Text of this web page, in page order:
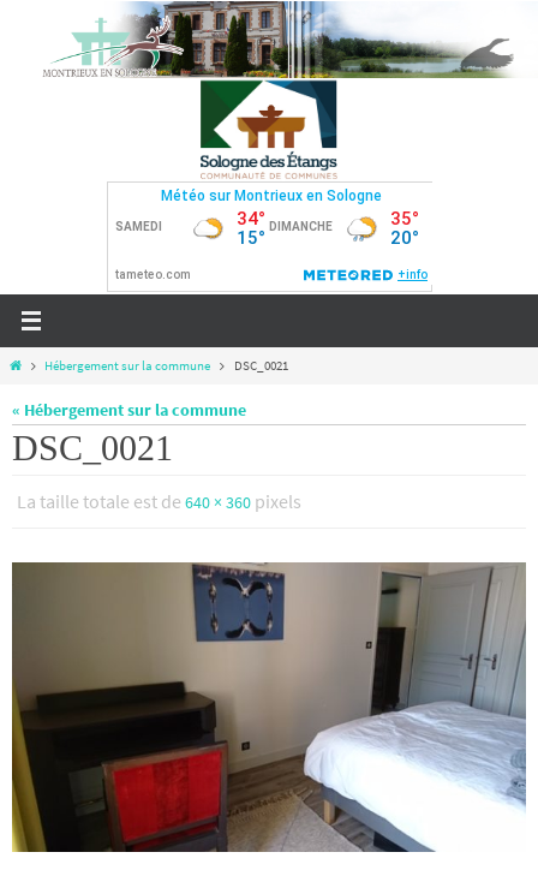
contenu
HomeHébergement sur la commune DSC_0021
« Hébergement sur la commune
DSC_0021
La taille totale est de 640 × 360 pixels